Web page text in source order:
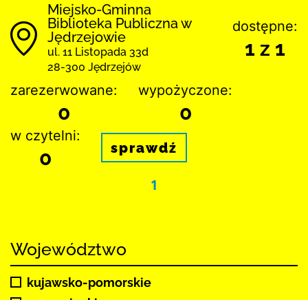
Miejsko-Gminna
Biblioteka Publiczna w
Jędrzejowie
ul. 11 Listopada 33d
28-300 Jędrzejów
dostępne:
1 z 1
zarezerwowane:
0
wypożyczone:
0
w czytelni:
0 sprawdź
1
Województwo
kujawsko-pomorskie